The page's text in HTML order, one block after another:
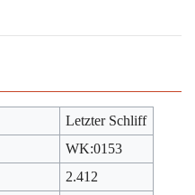
Letzter Schliff
WK:0153
2.412